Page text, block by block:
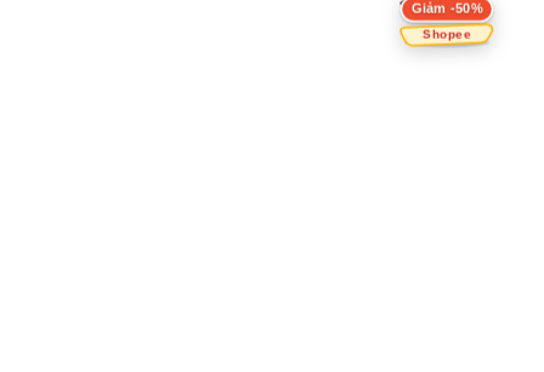
Giảm -50%
Shopee